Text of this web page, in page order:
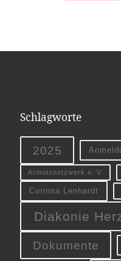
Schlagworte
2025
Armutsnetzwerk e. V.
Corinna Lenhardt
Diakonie
Dokumente